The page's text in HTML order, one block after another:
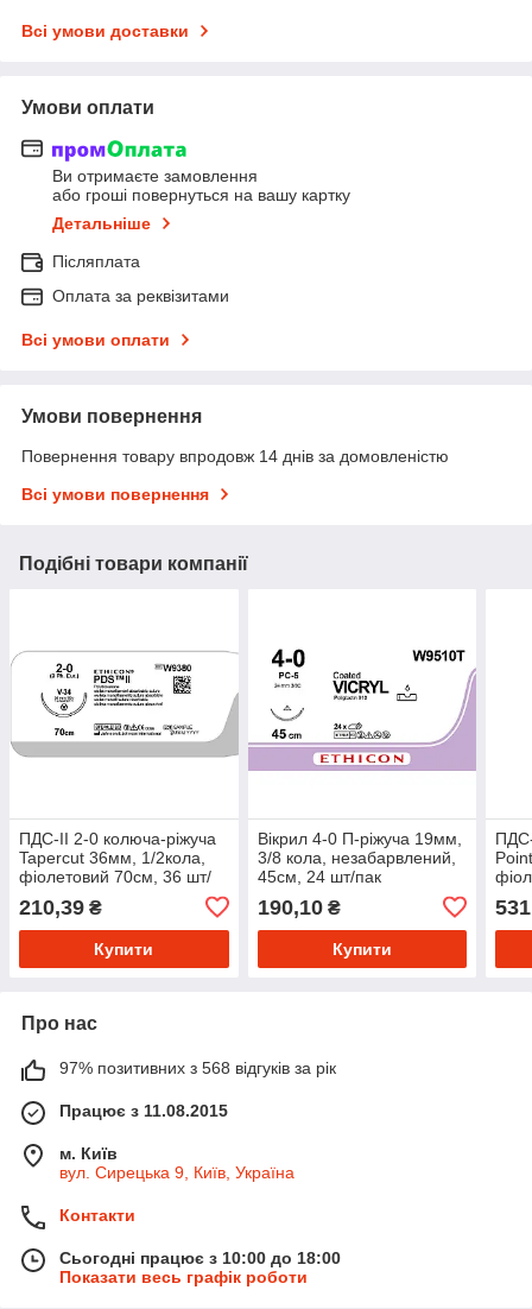
Всі умови доставки
Умови оплати
Ви отримаєте замовлення
або гроші повернуться на вашу картку
Детальніше
Післяплата
Оплата за реквізитами
Всі умови оплати
Умови повернення
Повернення товару впродовж 14 днів за домовленістю
Всі умови повернення
Подібні товари компанії
ПДС-ІІ 2-0 колюча-ріжуча
Tapercut 36мм, 1/2кола,
фіолетовий 70см, 36 шт/
210,39 ₴
Купити
Вікрил 4-0 П-ріжуча 19мм,
3/8 кола, незабарвлений,
45см, 24 шт/пак
190,10₴
Купити
Про нас
97% позитивних з 568 відгуків за рік
Працює з 11.08.2015
м. Київ
вул. Сирецька 9, Київ, Україна
Контакти
Сьогодні працює з 10:00 до 18:00
Показати весь графік роботи